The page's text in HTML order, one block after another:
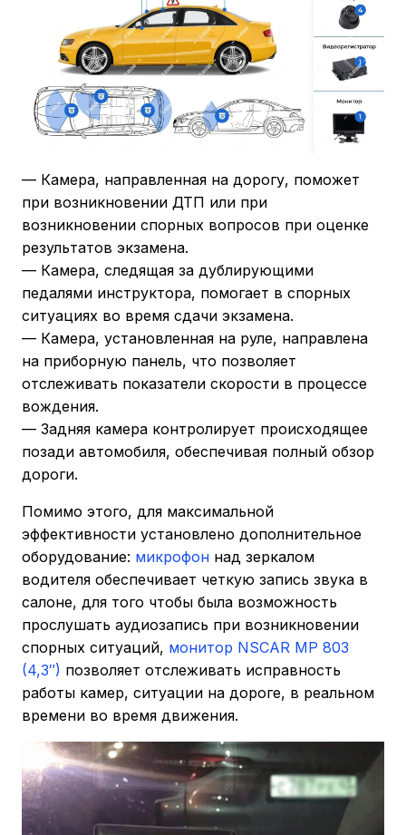
— Камера, направленная на дорогу, поможет
при возникновении ДТП или при
возникновении спорных вопросов при оценке
результатов экзамена.
— Камера, следящая за дублирующими
педалями инструктора, помогает в спорных
ситуациях во время сдачи экзамена.
— Камера, установленная на руле, направлена
на приборную панель, что позволяет
отслеживать показатели скорости в процессе
вождения.
— Задняя камера контролирует происходящее
позади автомобиля, обеспечивая полный обзор
дороги.
Помимо этого, для максимальной
эффективности установлено дополнительное
оборудование: микрофон над зеркалом
водителя обеспечивает четкую запись звука в
салоне, для того чтобы была возможность
прослушать аудиозапись при возникновении
спорных ситуаций, монитор NSCAR МР 803
(4,3″) позволяет отслеживать исправность
работы камер, ситуации на дороге, в реальном
времени во время движения.